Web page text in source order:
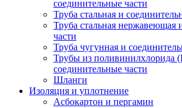
соединительные части
Труба стальная и
Труба стальная нержавеющая
части
Труба чугунная и
Трубы из
соединительные части
Шланги
Изоляция и уплотнение
Асбокартон и пергамин